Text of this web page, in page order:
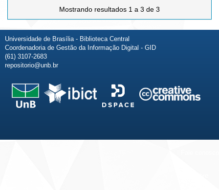
Mostrando resultados 1 a 3 de 3
Universidade de Brasília - Biblioteca Central
Coordenadoria de Gestão da Informação Digital - GID
(61) 3107-2683
repositorio@unb.br